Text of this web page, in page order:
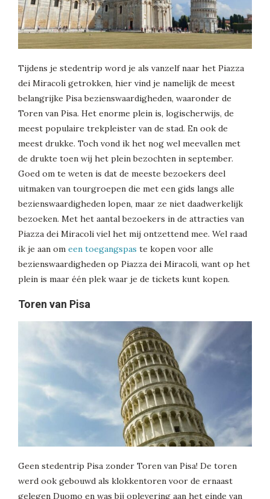
Tijdens je stedentrip word je als vanzelf naar het Piazza
dei Miracoli getrokken, hier vind je namelijk de meest
belangrijke Pisa bezienswaardigheden, waaronder de
Toren van Pisa. Het enorme plein is, logischerwijs, de
meest populaire trekpleister van de stad. En ook de
meest drukke. Toch vond ik het nog wel meevallen met
de drukte toen wij het plein bezochten in september.
Goed om te weten is dat de meeste bezoekers deel
uitmaken van tourgroepen die met een gids langs alle
bezienswaardigheden lopen, maar ze niet daadwerkelijk
bezoeken. Met het aantal bezoekers in de attracties van
Piazza dei Miracoli viel het mij ontzettend mee. Wel raad
ik je aan om een toegangspas te kopen voor alle
bezienswaardigheden op Piazza dei Miracoli, want op het
plein is maar één plek waar je de tickets kunt kopen.
Toren van Pisa
Geen stedentrip Pisa zonder Toren van Pisa! De toren
werd ook gebouwd als klokkentoren voor de ernaast
gelegen Duomo en was bij oplevering aan het einde van